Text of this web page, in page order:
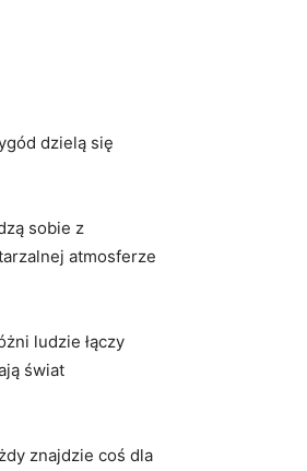
dzielą się
‌sobie‍ z⁢
‌atmosferze
ludzie łączy
‍świat
znajdzie⁤ coś dla